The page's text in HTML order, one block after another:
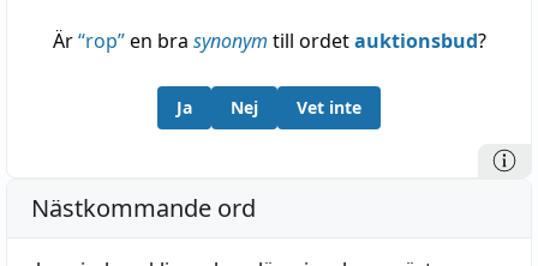
Är“rop”en bra synonym till ordetauktionsbud?
Ja Nej Vet inte
Nästkommande ord